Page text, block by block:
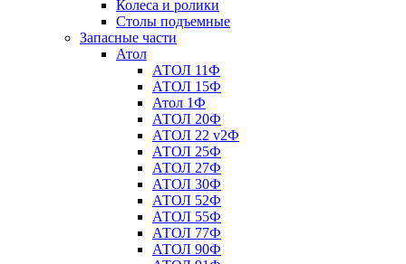
Колеса и ролики
Столы подъемные
Запасные части
Атол
АТОЛ 11Ф
АТОЛ 15Ф
Атол 1Ф
АТОЛ 20Ф
АТОЛ 22 v2Ф
АТОЛ 25Ф
АТОЛ 27Ф
АТОЛ 30Ф
АТОЛ 52Ф
АТОЛ 55Ф
АТОЛ 77Ф
АТОЛ 90Ф